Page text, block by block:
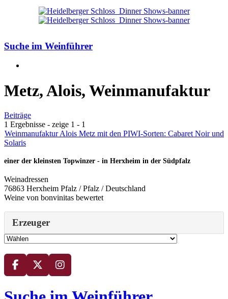
Suche im Weinführer
Metz, Alois, Weinmanufaktur
Beiträge
1 Ergebnisse - zeige 1 - 1
Weinmanufaktur Alois Metz mit den PIWI-Sorten: Cabaret Noir und
Solaris
einer der kleinsten Topwinzer - in Herxheim in der Südpfalz
Weinadressen
76863 Herxheim Pfalz / Pfalz / Deutschland
Weine von bonvinitas bewertet
Erzeuger